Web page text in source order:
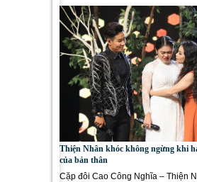
Thiện Nhân khóc không ngừng khi
của bản thân
Cặp đôi Cao Công Nghĩa – Thiện